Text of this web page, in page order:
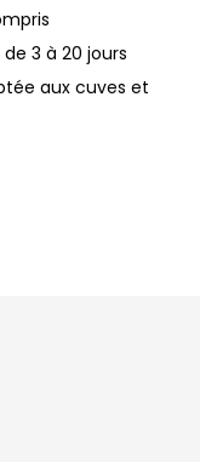
3 à 20 jours
aux cuves et